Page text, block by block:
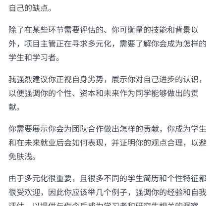
自己的缺点。
除了在某些环节需要评估的、你可衡量的技能和背景以
外，项目主管正在寻求多元化，需要了解你会成为怎样的
学生和学习者。
我强烈建议你正视自身劣势，展示你对自己进步的认识，
以便强调你的个性、资本和未来作为同学能够做出的贡
献。
你需要展示你会为团队合作做出怎样的贡献，你成为学生
和在未来就业后会如何表现，并证明你的观点合理，以避
免肤浅。
由于多元化很重要，且很多不同的学生简历和个性特征都
很受欢迎，因此你应该举几个例子，强调你的经验和自我